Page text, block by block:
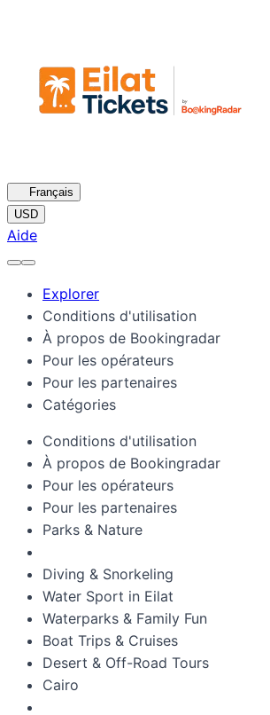
Français
USD
Aide
Explorer
Conditions d'utilisation
À propos de Bookingradar
Pour les opérateurs
Pour les partenaires
Catégories
Conditions d'utilisation
À propos de Bookingradar
Pour les opérateurs
Pour les partenaires
Parks & Nature
Diving & Snorkeling
Water Sport in Eilat
Waterparks & Family Fun
Boat Trips & Cruises
Desert & Off-Road Tours
Cairo